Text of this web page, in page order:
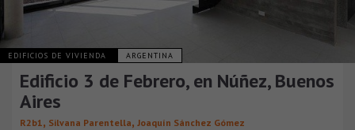
EDIFICIOS DE VIVIENDA ARGENTINA
Edificio 3 de Febrero, en Núñez, Buenos
Aires
R2b1, Silvana Parentella, Joaquín Sánchez Gómez